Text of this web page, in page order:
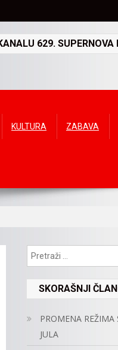
629.
KULTURA ZABAVA
SKORAŠNJI
PROMENA REŽIMA
JULA